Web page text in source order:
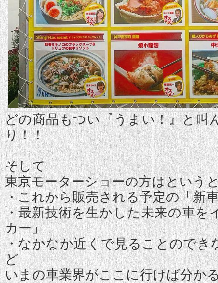
どの商品もつい『うまい！』と叫
り！！
そして
東京モーターショーの方はという
・これから販売される予定の「新
・最新技術を生かした未来の車を
カー」
・なかなか近くで見ることのでき
ど
いまの車業界がここに行けば分か